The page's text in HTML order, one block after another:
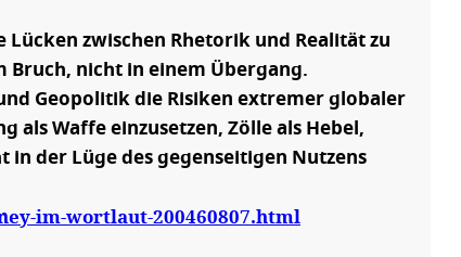
Lücken zwischen Rhetorik und Realität zu
Bruch, nicht in einem Übergang.
Geopolitik die Risiken extremer globaler
Waffe einzusetzen, Zölle als Hebel,
der Lüge des gegenseitigen Nutzens
im-wortlaut-200460807.html